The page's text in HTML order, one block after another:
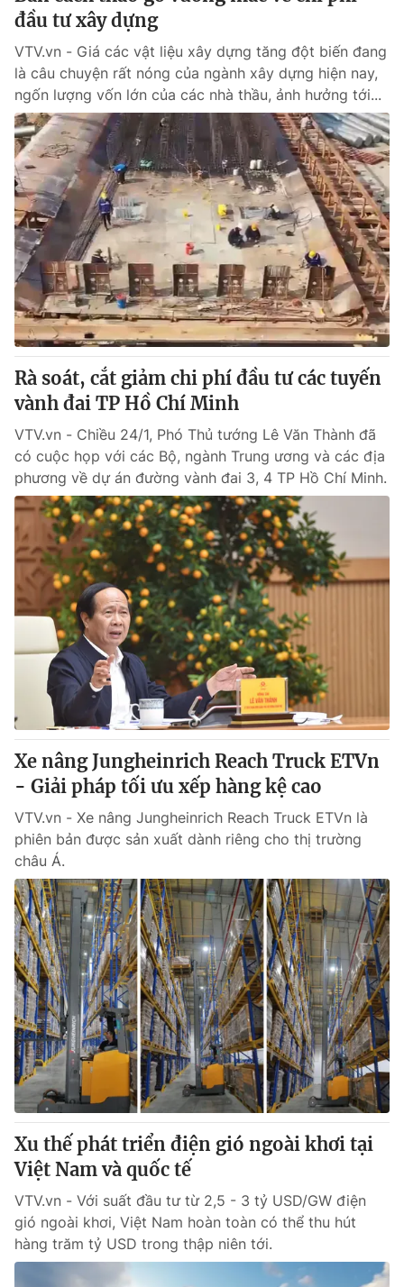
đầu tư xây dựng
VTV.vn - Giá các vật liệu xây dựng tăng đột biến đang
là câu chuyện rất nóng của ngành xây dựng hiện nay,
ngốn lượng vốn lớn của các nhà thầu, ảnh hưởng tới...
Rà soát, cắt giảm chi phí đầu tư các tuyến
vành đai TP Hồ Chí Minh
VTV.vn - Chiều 24/1, Phó Thủ tướng Lê Văn Thành đã
có cuộc họp với các Bộ, ngành Trung ương và các địa
phương về dự án đường vành đai 3, 4 TP Hồ Chí Minh.
Xe nâng Jungheinrich Reach Truck ETVn
- Giải pháp tối ưu xếp hàng kệ cao
VTV.vn - Xe nâng Jungheinrich Reach Truck ETVn là
phiên bản được sản xuất dành riêng cho thị trường
châu Á.
Xu thế phát triển điện gió ngoài khơi tại
Việt Nam và quốc tế
VTV.vn - Với suất đầu tư từ 2,5 - 3 tỷ USD/GW điện
gió ngoài khơi, Việt Nam hoàn toàn có thể thu hút
hàng trăm tỷ USD trong thập niên tới.